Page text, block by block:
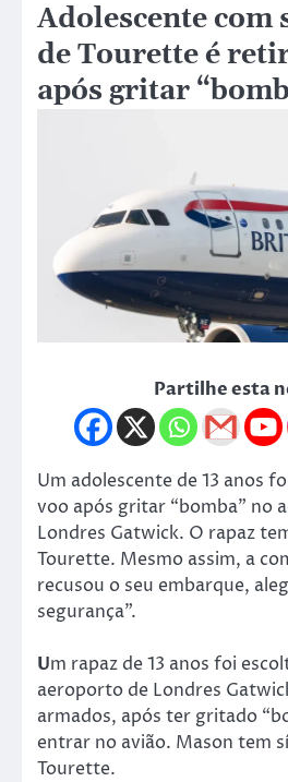
Adolescente com
de Tourette é
após gritar
Partilhe esta
Um adolescente de 13 anos
voo após gritar “bomba” no
Londres Gatwick. O rapaz
Tourette. Mesmo assim, a
recusou o seu embarque,
segurança”.
Um rapaz de 13 anos foi
aeroporto de Londres
armados, após ter gritado
entrar no avião. Mason tem
Tourette.